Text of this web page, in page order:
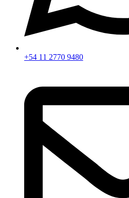
+54 11 2770 9480